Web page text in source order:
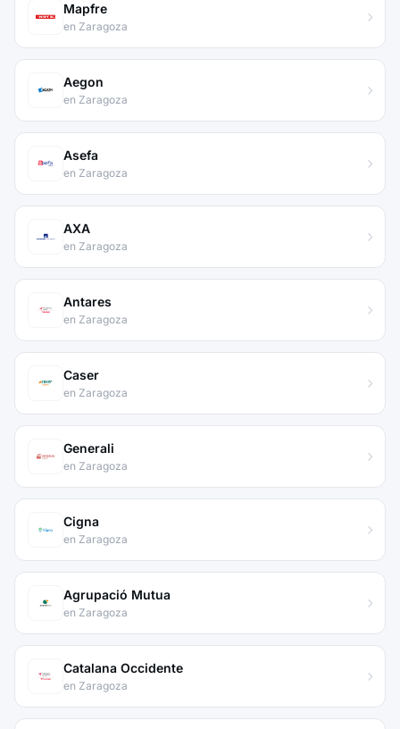
Mapfre
en Zaragoza
Aegon
en Zaragoza
Asefa
en Zaragoza
AXA
en Zaragoza
Antares
en Zaragoza
Caser
en Zaragoza
Generali
en Zaragoza
Cigna
en Zaragoza
Agrupació Mutua
en Zaragoza
Catalana Occidente
en Zaragoza